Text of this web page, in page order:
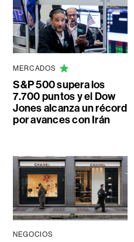
MERCADOS
S&P 500 supera los
7.700 puntos y el Dow
Jones alcanza un récord
por avances con Irán
NEGOCIOS